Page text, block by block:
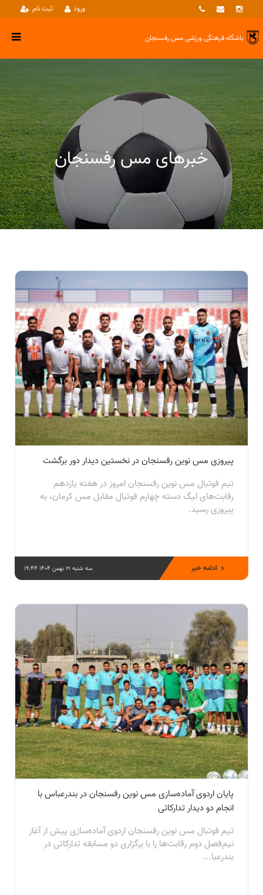
ثبت نام ورود
باشگاه فرهنگی ورزشیمس رفسنجان
خبرهای مس رفسنجان
خبرها نوین
پیروزی مس نوین رفسنجان در نخستین دیدار دور برگشت
تیم فوتبال مس نوین رفسنجان امروز در هفته یازدهم
رقابت‌های لیگ دسته چهارم فوتبال مقابل مس کرمان، به
پیروزی رسید.
سه شنبه 21 بهمن 1404 19:44 ادامه خبر
پایان اردوی آماده‌سازی مس نوین رفسنجان در بندرعباس با
انجام دو دیدار تدارکاتی
تیم فوتبال مس نوین رفسنجان اردوی آماده‌سازی پیش از آغاز
نیم‌فصل دوم رقابت‌ها را با برگزاری دو مسابقه تدارکاتی در
بندرعبا...